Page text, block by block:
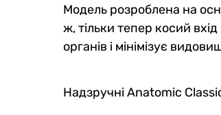
Модель розроблена на
ж, тільки тепер косий
органів і мінімізує
Надзручні Anatomic